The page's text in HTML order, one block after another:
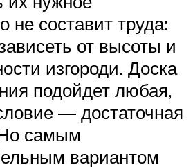
не составит труда:
от высоты и
изгороди. Доска
подойдет любая,
— достаточная
Но самым
вариантом